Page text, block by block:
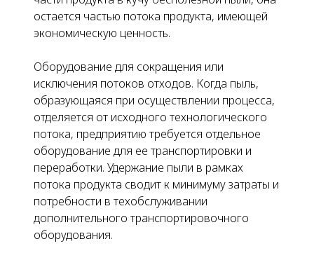
остается частью потока продукта, имеющей
экономическую ценность.
Оборудование для сокращения или
исключения потоков отходов. Когда пыль,
образующаяся при осуществлении процесса,
отделяется от исходного технологического
потока, предприятию требуется отдельное
оборудование для ее транспортировки и
переработки. Удержание пыли в рамках
потока продукта сводит к минимуму затраты и
потребности в техобслуживании
дополнительного транспортировочного
оборудования.